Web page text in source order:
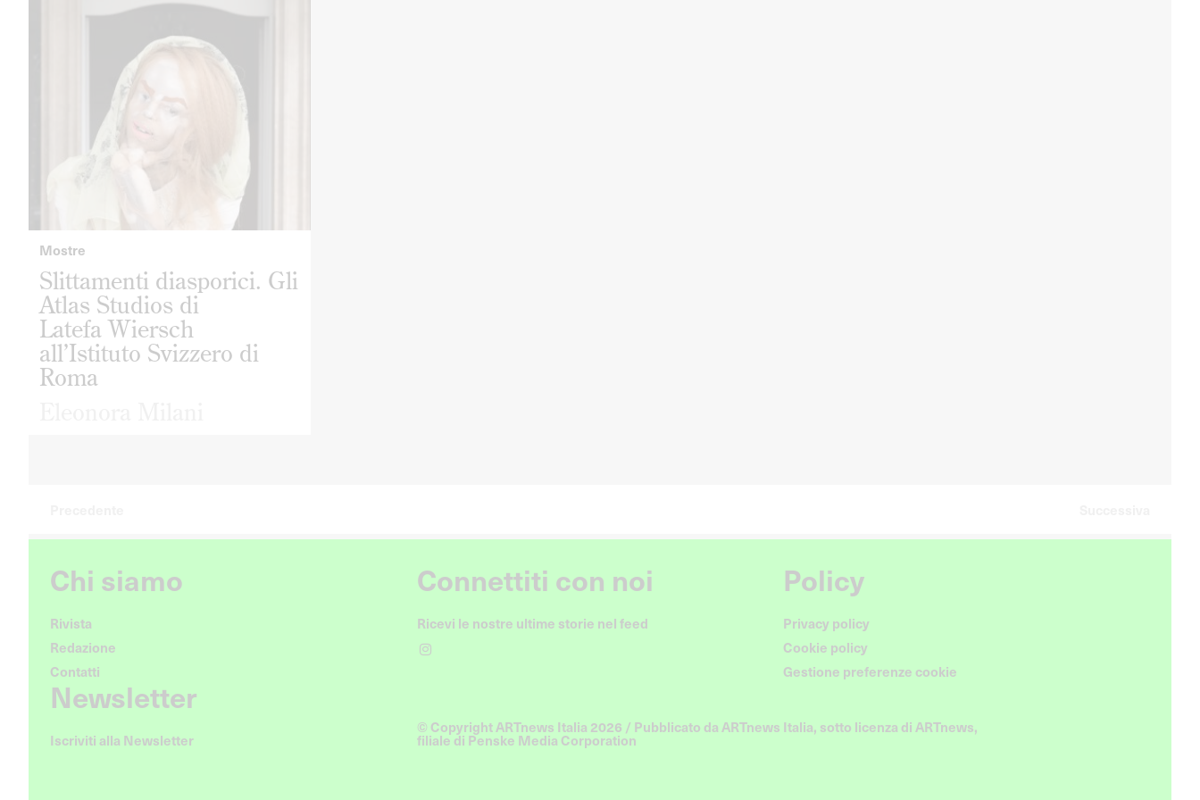
Mostre
Slittamenti diasporici. Gli
Atlas Studios di
Latefa Wiersch
all’Istituto Svizzero di
Roma
Chi siamo
Rivista
Redazione
Contatti
Connettiti con noi
Ricevi le nostre ultime storie nel feed
Policy
Privacy policy
Cookie policy
Gestione preferenze cookie
Newsletter
Iscriviti alla Newsletter
© Copyright ARTnews Italia 2026 / Pubblicato da ARTnews Italia, sotto licenza di ARTnews,
filiale di Penske Media Corporation